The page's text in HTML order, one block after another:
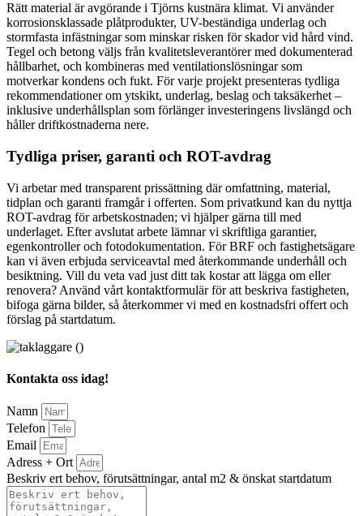
Rätt material är avgörande i Tjörns kustnära klimat. Vi använder
korrosionsklassade plåtprodukter, UV-beständiga underlag och
stormfasta infästningar som minskar risken för skador vid hård vind.
Tegel och betong väljs från kvalitetsleverantörer med dokumenterad
hållbarhet, och kombineras med ventilationslösningar som
motverkar kondens och fukt. För varje projekt presenteras tydliga
rekommendationer om ytskikt, underlag, beslag och taksäkerhet –
inklusive underhållsplan som förlänger investeringens livslängd och
håller driftkostnaderna nere.
Tydliga priser, garanti och ROT-avdrag
Vi arbetar med transparent prissättning där omfattning, material,
tidplan och garanti framgår i offerten. Som privatkund kan du nyttja
ROT-avdrag för arbetskostnaden; vi hjälper gärna till med
underlaget. Efter avslutat arbete lämnar vi skriftliga garantier,
egenkontroller och fotodokumentation. För BRF och fastighetsägare
kan vi även erbjuda serviceavtal med återkommande underhåll och
besiktning. Vill du veta vad just ditt tak kostar att lägga om eller
renovera? Använd vårt kontaktformulär för att beskriva fastigheten,
bifoga gärna bilder, så återkommer vi med en kostnadsfri offert och
förslag på startdatum.
Kontakta oss idag!
Namn
Telefon
Email
Adress + Ort
Beskriv ert behov, förutsättningar, antal m2 & önskat startdatum